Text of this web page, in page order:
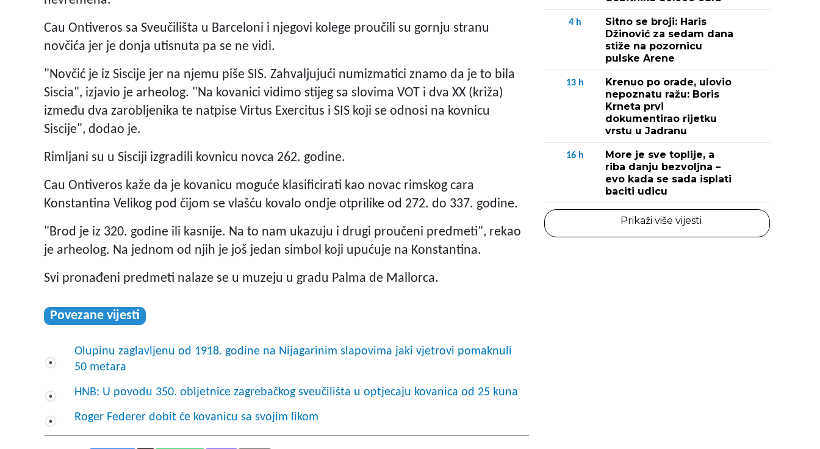
Cau Ontiveros sa Sveučilišta u Barceloni i njegovi kolege proučili su gornju stranu
novčića jer je donja utisnuta pa se ne vidi.
"Novčić je iz Siscije jer na njemu piše SIS. Zahvaljujući numizmatici znamo da je to bila
Siscia", izjavio je arheolog. "Na kovanici vidimo stijeg sa slovima VOT i dva XX (križa)
između dva zarobljenika te natpise Virtus Exercitus i SIS koji se odnosi na kovnicu
Siscije", dodao je.
Rimljani su u Sisciji izgradili kovnicu novca 262. godine.
Cau Ontiveros kaže da je kovanicu moguće klasificirati kao novac rimskog cara
Konstantina Velikog pod čijom se vlašću kovalo ondje otprilike od 272. do 337. godine.
"Brod je iz 320. godine ili kasnije. Na to nam ukazuju i drugi proučeni predmeti", rekao
je arheolog. Na jednom od njih je još jedan simbol koji upućuje na Konstantina.
Svi pronađeni predmeti nalaze se u muzeju u gradu Palma de Mallorca.
Povezane vijesti
Olupinu zaglavljenu od 1918. godine na Nijagarinim slapovima jaki vjetrovi pomaknuli
50 metara
HNB: U povodu 350. obljetnice zagrebačkog sveučilišta u optjecaju kovanica od 25 kuna
Roger Federer dobit će kovanicu sa svojim likom
4 h
Sitno se broji: Haris
Džinović za sedam dana
stiže na pozornicu
pulske Arene
13 h
Krenuo po orade, ulovio
nepoznatu ražu: Boris
Krneta prvi
dokumentirao rijetku
vrstu u Jadranu
16 h
More je sve toplije, a
riba danju bezvoljna –
evo kada se sada isplati
baciti udicu
Prikaži više vijesti